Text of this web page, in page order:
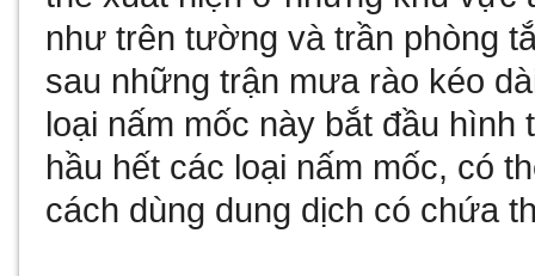
như trên tường và trần phòng
sau những trận mưa rào kéo
loại nấm mốc này bắt đầu
hầu hết các loại nấm mốc, có
cách dùng dung dịch có chứa